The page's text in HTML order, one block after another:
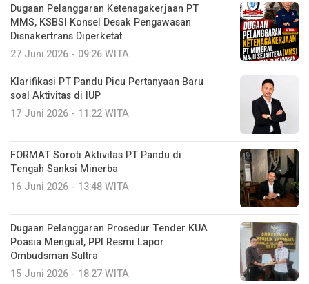
Dugaan Pelanggaran Ketenagakerjaan PT
MMS, KSBSI Konsel Desak Pengawasan
Disnakertrans Diperketat
27 Juni 2026 - 09:26 WITA
Klarifikasi PT Pandu Picu Pertanyaan Baru
soal Aktivitas di IUP
17 Juni 2026 - 11:22 WITA
FORMAT Soroti Aktivitas PT Pandu di
Tengah Sanksi Minerba
16 Juni 2026 - 13:48 WITA
Dugaan Pelanggaran Prosedur Tender KUA
Poasia Menguat, PPI Resmi Lapor
Ombudsman Sultra
15 Juni 2026 - 18:27 WITA